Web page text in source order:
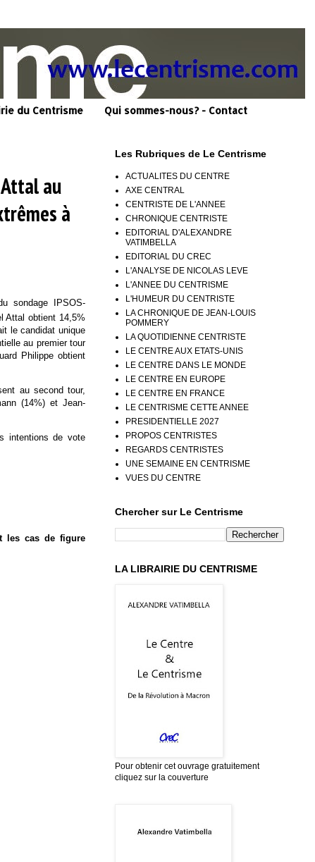
du Centrisme Qui sommes-nous? - Contact
au
à
sondage IPSOS-
Attal obtient 14,5%
le candidat unique
au premier tour
Philippe obtient
au second tour,
(14%) et Jean-
intentions de vote
les cas de figure
Les Rubriques de Le Centrisme
ACTUALITES DU CENTRE
AXE CENTRAL
CENTRISTE DE L'ANNEE
CHRONIQUE CENTRISTE
EDITORIAL D'ALEXANDRE
VATIMBELLA
EDITORIAL DU CREC
L'ANALYSE DE NICOLAS LEVE
L'ANNEE DU CENTRISME
L'HUMEUR DU CENTRISTE
LA CHRONIQUE DE JEAN-LOUIS
POMMERY
LA QUOTIDIENNE CENTRISTE
LE CENTRE AUX ETATS-UNIS
LE CENTRE DANS LE MONDE
LE CENTRE EN EUROPE
LE CENTRE EN FRANCE
LE CENTRISME CETTE ANNEE
PRESIDENTIELLE 2027
PROPOS CENTRISTES
REGARDS CENTRISTES
UNE SEMAINE EN CENTRISME
VUES DU CENTRE
Chercher sur Le Centrisme
LA LIBRAIRIE DU CENTRISME
Pour obtenir cet ouvrage gratuitement
cliquez sur la couverture